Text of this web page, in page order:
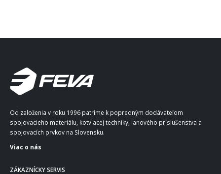
Od založenia v roku 1996 patríme k popredným dodávateľom
spojovacieho materiálu, kotviacej techniky, lanového príslušenstva a
spojovacích prvkov na Slovensku.
Viac o nás
ZÁKAZNÍCKY SERVIS